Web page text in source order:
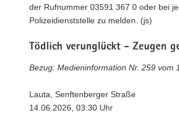
der Rufnummer 03591 367 0 oder bei
Polizeidienststelle zu melden. (js)
Tödlich verunglückt - Zeugen
Bezug: Medieninformation Nr. 259 vom
Lauta, Senftenberger Straße
14.06.2026, 03:30 Uhr